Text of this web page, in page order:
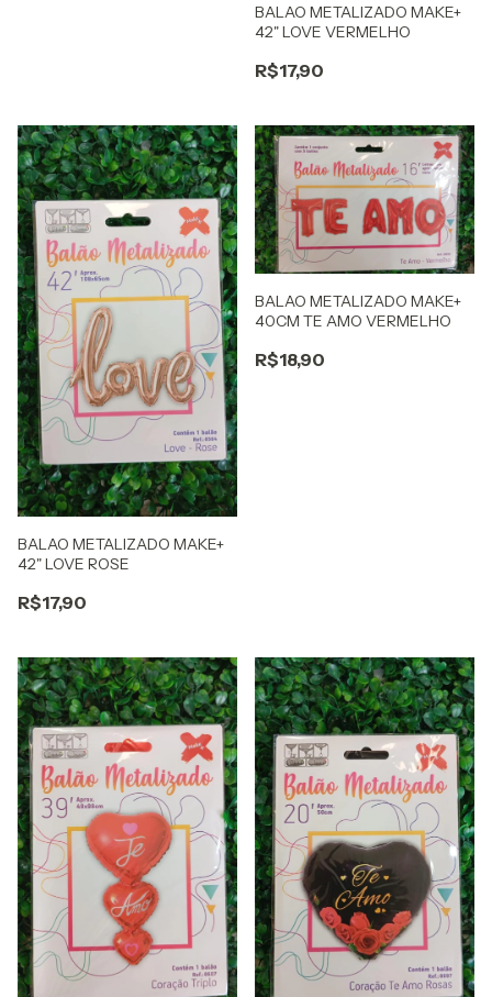
BALAO METALIZADO MAKE+
42" LOVE VERMELHO
R$17,90
BALAO METALIZADO MAKE+
42" LOVE ROSE
R$17,90
BALAO METALIZADO MAKE+
40CM TE AMO VERMELHO
R$18,90